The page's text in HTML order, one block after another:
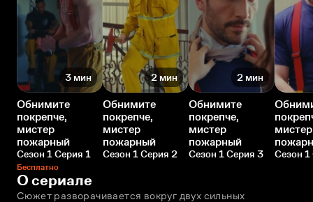
3 мин
Обнимите
покрепче,
мистер
пожарный
Сезон 1 Серия 1
Бесплатно
2 мин
Обнимите
покрепче,
мистер
пожарный
Сезон 1 Серия 2
2 мин
Обнимите
покрепче,
мистер
пожарный
Сезон 1 Серия 3
мистер
Сезон
О сериале
Сюжет разворачивается вокруг двух сильных